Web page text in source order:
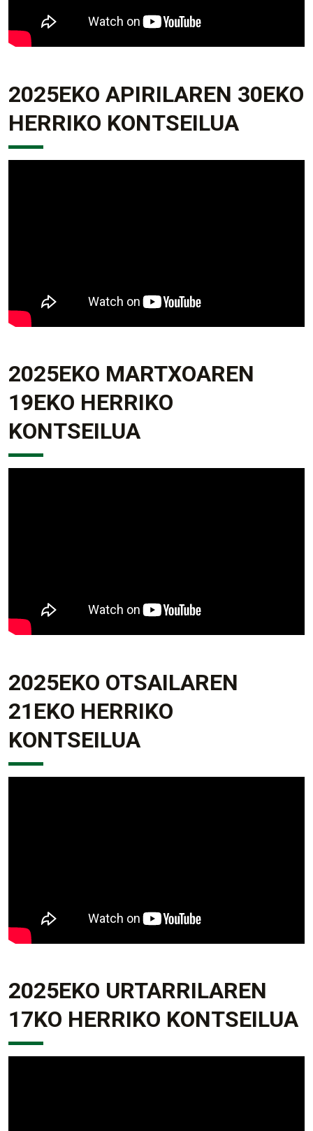
2025EKO APIRILAREN 30EKO
HERRIKO KONTSEILUA
2025EKO MARTXOAREN
19EKO HERRIKO
KONTSEILUA
2025EKO OTSAILAREN
21EKO HERRIKO
KONTSEILUA
2025EKO URTARRILAREN
17KO HERRIKO KONTSEILUA